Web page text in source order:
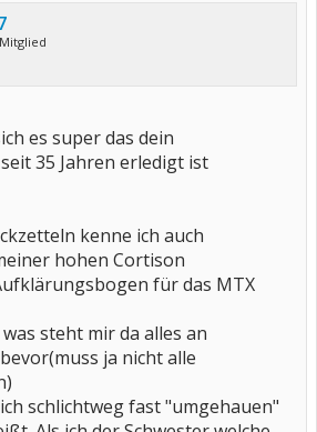
es super das dein
35 Jahren erledigt ist
kenne ich auch
hohen Cortison
für das MTX
steht mir da alles an
ja nicht alle
schlichtweg fast "umgehauen"